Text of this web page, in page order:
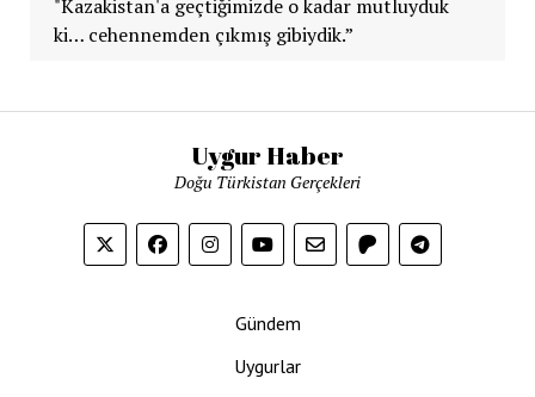
"Kazakistan'a geçtiğimizde o kadar mutluyduk
ki… cehennemden çıkmış gibiydik.”
Uygur Haber
Doğu Türkistan Gerçekleri
Gündem
Uygurlar